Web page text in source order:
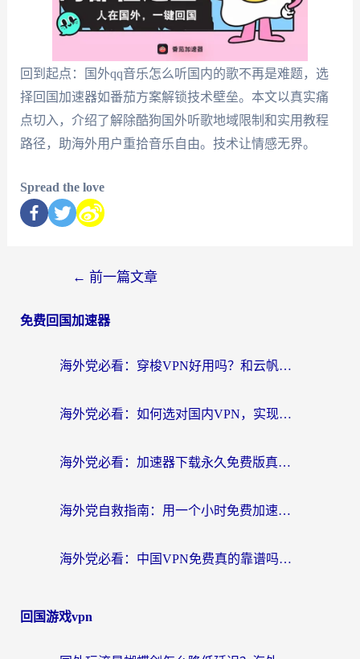
回到起点：国外qq音乐怎么听国内的歌不再是难题，选
择回国加速器如番茄方案解锁技术壁垒。本文以真实痛
点切入，介绍了解除酷狗国外听歌地域限制和实用教程
路径，助海外用户重拾音乐自由。技术让情感无界。
Spread the love
← 前一篇文章
免费回国加速器
海外党必看：穿梭VPN好用吗？和云帆VPN对比哪个回国效果更好？附真实测评+避坑指南
海外党必看：如何选对国内VPN，实现无缝访问国内资源？
海外党必看：加速器下载永久免费版真的存在吗？教你无缝访问国内资源的正确姿势
海外党自救指南：用一个小时免费加速器，轻松打破国内资源访问壁垒？
海外党必看：中国VPN免费真的靠谱吗？手把手教你选对回国加速器
回国游戏vpn